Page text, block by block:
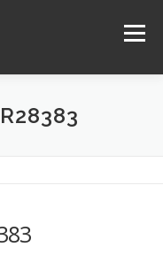
Menú
PRODUCTOS